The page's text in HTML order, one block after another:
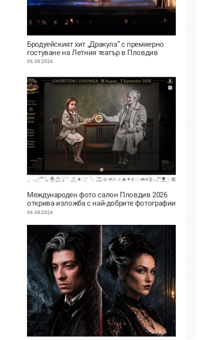
Бродуейският хит „Дракула“ с премиерно
гостуване на Летния театър в Пловдив
06.08.2026
Международен фото салон Пловдив 2026
открива изложба с най-добрите фотографии
от тазгодишното издание
06.08.2026